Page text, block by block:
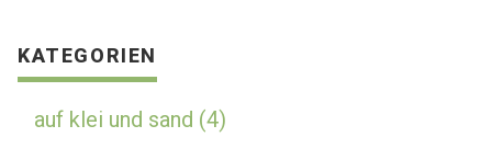
KATEGORIEN
auf klei und sand (4)